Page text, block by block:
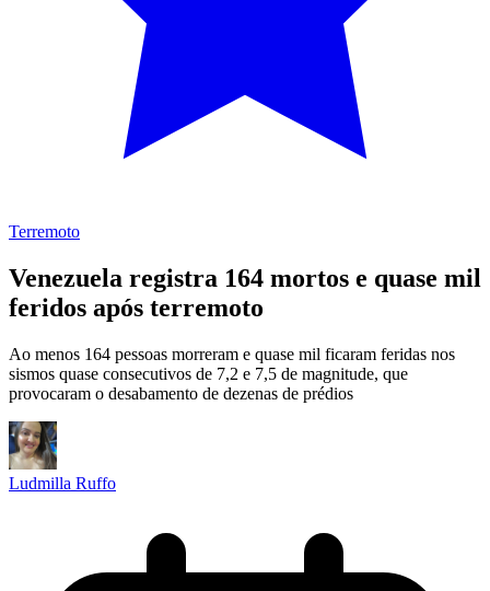
Terremoto
Venezuela registra 164 mortos e quase mil
feridos após terremoto
Ao menos 164 pessoas morreram e quase mil ficaram feridas nos
sismos quase consecutivos de 7,2 e 7,5 de magnitude, que
provocaram o desabamento de dezenas de prédios
Ludmilla Ruffo